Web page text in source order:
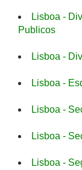
Lisboa -
Publicos
Lisboa -
Lisboa -
Lisboa -
Lisboa -
Lisboa -